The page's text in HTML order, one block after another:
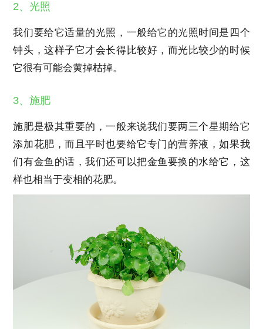
2、光照
我们要给它适量的光照，一般给它的光照时间是四个
钟头，这样子它才会长得比较好，而光比较少的时候
它很有可能会黄掉枯掉。
3、施肥
施肥是极其重要的，一般来说我们要两三个星期给它
添加花肥，而且平时也要给它专门的营养液，如果我
们有金鱼的话，我们还可以把金鱼要换的水给它，这
样也相当于变相的花肥。